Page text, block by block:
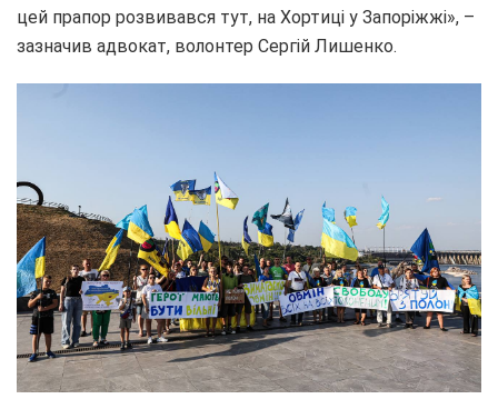
цей прапор розвивався тут, на Хортиці у Запоріжжі», –
зазначив адвокат, волонтер Сергій Лишенко.